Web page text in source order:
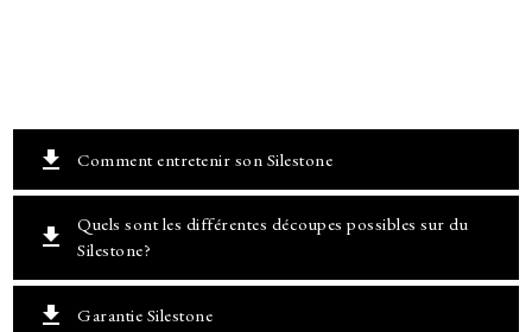
get_app Comment entretenir son Silestone
get_app
Quels sont les différentes découpes possibles sur du
Silestone?
get_app Garantie Silestone